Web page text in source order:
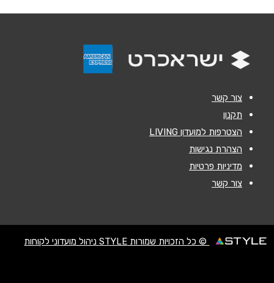
צור קשר
תקנון
הצטרפות למועדון LIVING
הצהרת נגישות
מדיניות פרטיות
צור קשר
© כל הזכויות שמורות STYLE ניהול מועדוני לקוחות